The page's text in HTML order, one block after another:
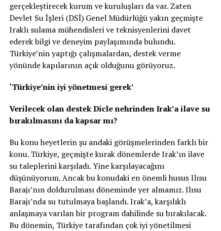
gerçekleştirecek kurum ve kuruluşları da var. Zaten
Devlet Su İşleri (DSİ) Genel Müdürlüğü yakın geçmişte
Iraklı sulama mühendisleri ve teknisyenlerini davet
ederek bilgi ve deneyim paylaşımında bulundu.
Türkiye’nin yaptığı çalışmalardan, destek verme
yönünde kapılarının açık olduğunu görüyoruz.
‘Türkiye’nin iyi yönetmesi gerek’
Verilecek olan destek Dicle nehrinden Irak’a ilave su
bırakılmasını da kapsar mı?
Bu konu heyetlerin şu andaki görüşmelerinden farklı bir
konu. Türkiye, geçmişte kurak dönemlerde Irak’ın ilave
su taleplerini karşıladı. Yine karşılayacağını
düşünüyorum. Ancak bu konudaki en önemli husus Ilısu
Barajı’nın doldurulması döneminde yer almamız. Ilısu
Barajı’nda su tutulmaya başlandı. Irak’a, karşılıklı
anlaşmaya varılan bir program dahilinde su bırakılacak.
Bu dönemin, Türkiye tarafından çok iyi yönetilmesi